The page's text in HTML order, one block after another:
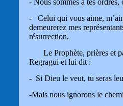
- Nous sommes à tes
- Celui qui vous aime,
demeurerez mes
résurrection.
Le Prophète, prières et
Regragui et lui dit :
- Si Dieu le veut, tu seras
-Mais nous ignorons le